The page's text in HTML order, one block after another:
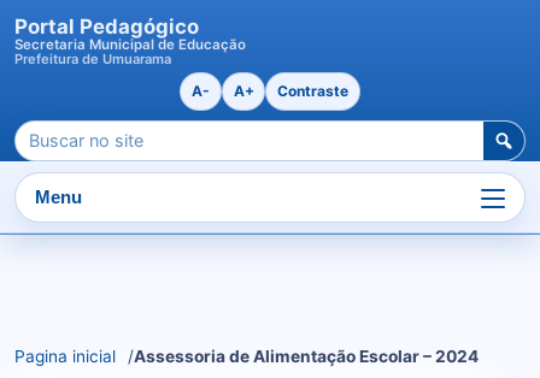
conteudo
Portal Pedagógico
Secretaria Municipal de Educação
Prefeitura de Umuarama
A- A+ Contraste
Pesquisar
por:
Menu
Pagina inicial Assessoria de Alimentação Escolar – 2024